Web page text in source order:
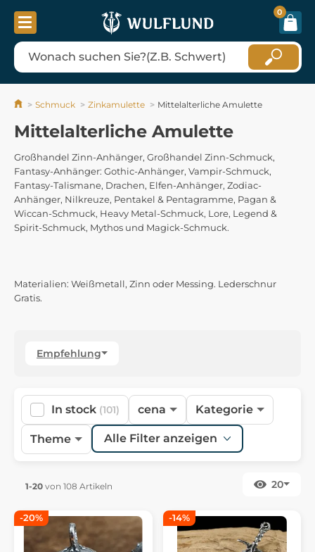
0
Schmuck Zinkamulette Mittelalterliche Amulette
Mittelalterliche Amulette
Großhandel Zinn-Anhänger, Großhandel Zinn-Schmuck,
Fantasy-Anhänger: Gothic-Anhänger, Vampir-Schmuck,
Fantasy-Talismane, Drachen, Elfen-Anhänger, Zodiac-
Anhänger, Nilkreuze, Pentakel & Pentagramme, Pagan &
Wiccan-Schmuck, Heavy Metal-Schmuck, Lore, Legend &
Spirit-Schmuck, Mythos und Magick-Schmuck.
Materialien: Weißmetall, Zinn oder Messing. Lederschnur
Gratis.
Empfehlung
In stock (101) cena Kategorie
Theme Alle Filter anzeigen
1-20 von 108 Artikeln 20
-20% -14%